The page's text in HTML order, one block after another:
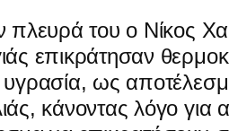
του ο Νίκος
επικράτησαν
ως
κάνοντας λόγο